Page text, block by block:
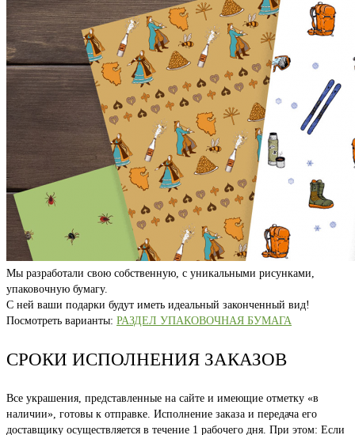
Мы разработали свою собственную, с уникальными рисунками,
упаковочную бумагу.
С ней ваши подарки будут иметь идеальный законченный вид!
Посмотреть варианты: РАЗДЕЛ УПАКОВОЧНАЯ БУМАГА
СРОКИ ИСПОЛНЕНИЯ ЗАКАЗОВ
Все украшения, представленные на сайте и имеющие отметку «в
наличии», готовы к отправке. Исполнение заказа и передача его
доставщику осуществляется в течение 1 рабочего дня. При этом: Если